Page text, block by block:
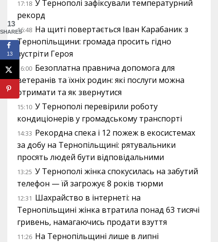
17:18 У Тернополі зафіксували температурний
рекорд
16:48 На щиті повертається Іван Карабаник з
Тернопільщини: громада просить гідно
зустріти Героя
16:00 Безоплатна правнича допомога для
ветеранів та їхніх родин: які послуги можна
отримати та як звернутися
15:10 У Тернополі перевірили роботу
кондиціонерів у громадському транспорті
14:33 Рекордна спека і 12 пожеж в екосистемах
за добу на Тернопільщині: рятувальники
просять людей бути відповідальними
13:25 У Тернополі жінка спокусилась на забутий
телефон — їй загрожує 8 років тюрми
12:31 Шахрайство в інтернеті: на
Тернопільщині жінка втратила понад 63 тисячі
гривень, намагаючись продати взуття
11:26 На Тернопільщині лише в липні
13
SHARES
13